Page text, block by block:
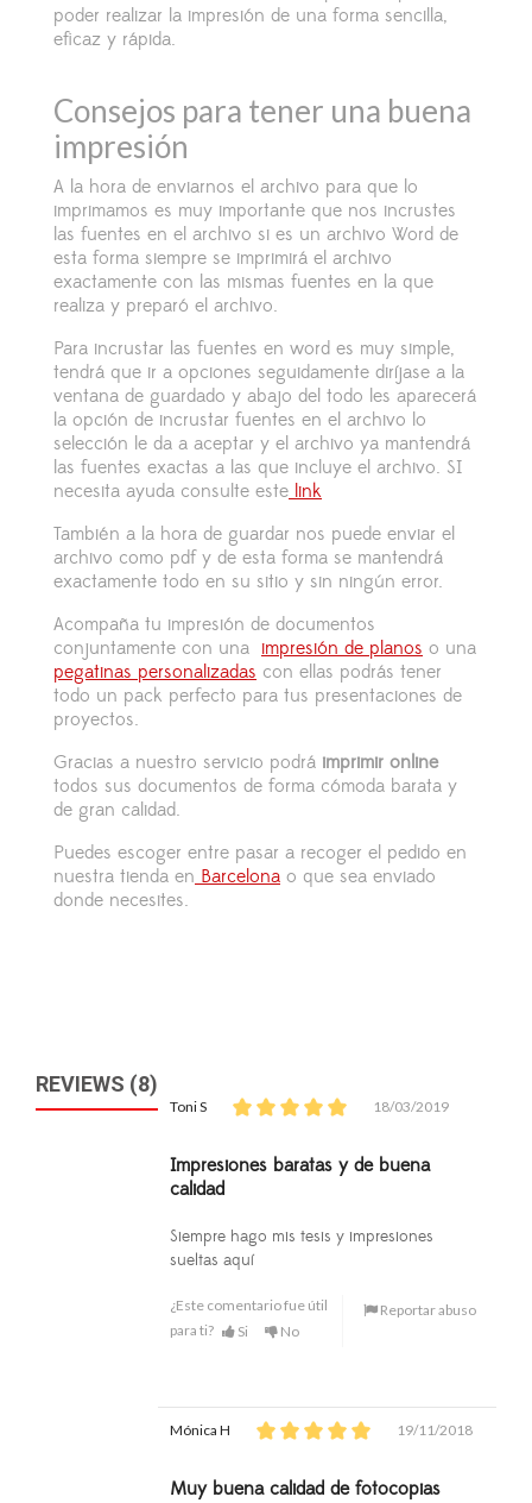
poder realizar la impresión de una forma sencilla,
eficaz y rápida.
Consejos para tener una buena
impresión
A la hora de enviarnos el archivo para que lo
imprimamos es muy importante que nos incrustes
las fuentes en el archivo si es un archivo Word de
esta forma siempre se imprimirá el archivo
exactamente con las mismas fuentes en la que
realiza y preparó el archivo.
Para incrustar las fuentes en word es muy simple,
tendrá que ir a opciones seguidamente diríjase a la
ventana de guardado y abajo del todo les aparecerá
la opción de incrustar fuentes en el archivo lo
selección le da a aceptar y el archivo ya mantendrá
las fuentes exactas a las que incluye el archivo. SI
necesita ayuda consulte este link
También a la hora de guardar nos puede enviar el
archivo como pdf y de esta forma se mantendrá
exactamente todo en su sitio y sin ningún error.
Acompaña tu impresión de documentos
conjuntamente con una impresión de planos o una
pegatinas personalizadas con ellas podrás tener
todo un pack perfecto para tus presentaciones de
proyectos.
Gracias a nuestro servicio podrá imprimir online
todos sus documentos de forma cómoda barata y
de gran calidad.
Puedes escoger entre pasar a recoger el pedido en
nuestra tienda en Barcelona o que sea enviado
donde necesites.
REVIEWS (8)
Toni S 18/03/2019
Impresiones baratas y de buena
calidad
Siempre hago mis tesis y impresiones
sueltas aquí
¿Este comentario fue útil
para ti?
Si No
Reportar abuso
Mónica H 19/11/2018
Muy buena calidad de fotocopias